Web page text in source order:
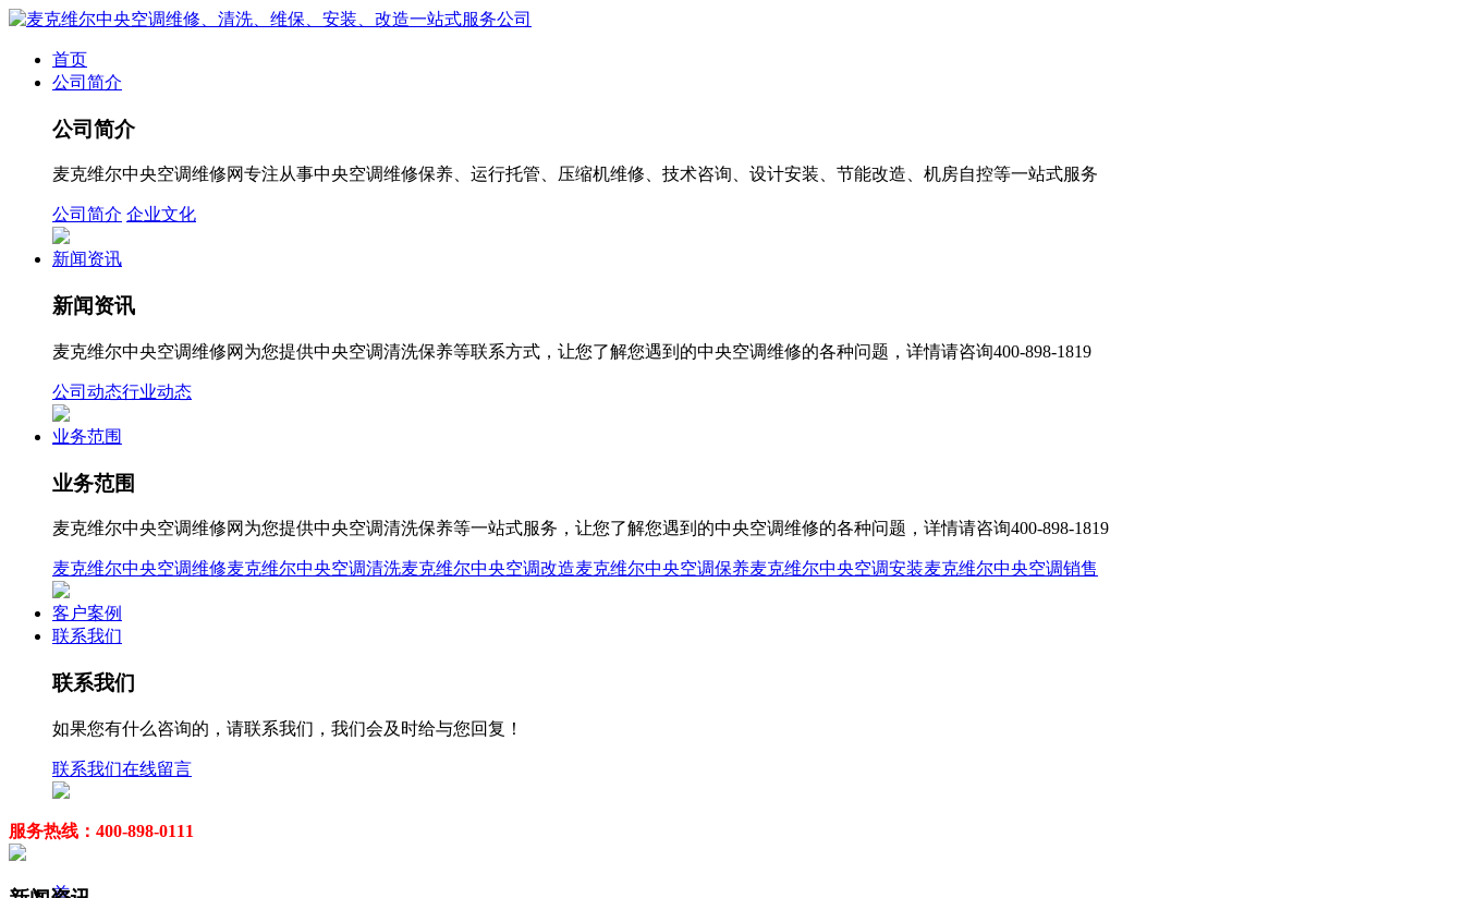
首页
公司简介
公司简介
麦克维尔中央空调维修网专注从事中央空调维修保养、运行托管、压缩机维修、技术咨询、设计安装、节能改造、机房自控等一站式服务
公司简介 企业文化
新闻资讯
新闻资讯
麦克维尔中央空调维修网为您提供中央空调清洗保养等联系方式，让您了解您遇到的中央空调维修的各种问题，详情请咨询400-898-1819
公司动态行业动态
业务范围
业务范围
麦克维尔中央空调维修网为您提供中央空调清洗保养等一站式服务，让您了解您遇到的中央空调维修的各种问题，详情请咨询400-898-1819
麦克维尔中央空调维修麦克维尔中央空调清洗麦克维尔中央空调改造麦克维尔中央空调保养麦克维尔中央空调安装麦克维尔中央空调销售
客户案例
联系我们
联系我们
如果您有什么咨询的，请联系我们，我们会及时给与您回复！
联系我们在线留言
服务热线：400-898-0111
首